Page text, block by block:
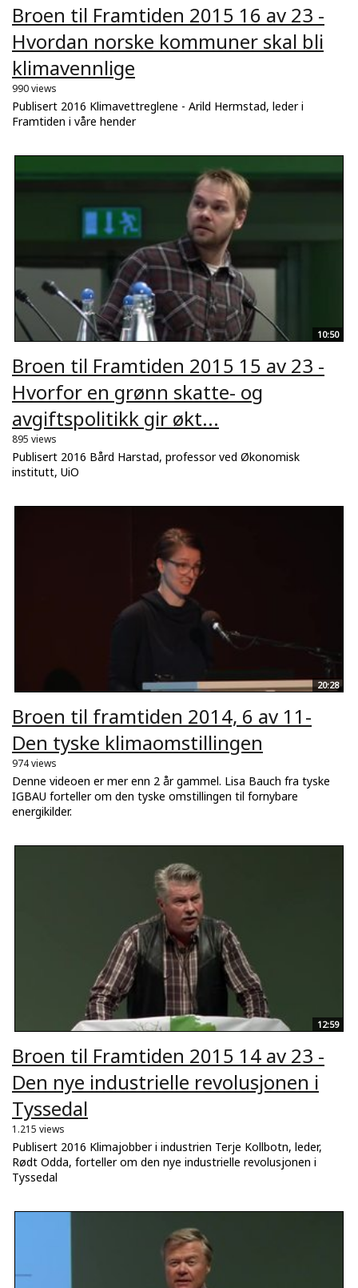
Broen til Framtiden 2015 16 av 23 -
Hvordan norske kommuner skal bli
klimavennlige
990 views
Publisert 2016 Klimavettreglene - Arild Hermstad, leder i
Framtiden i våre hender
10:50
Broen til Framtiden 2015 15 av 23 -
Hvorfor en grønn skatte- og
avgiftspolitikk gir økt...
895 views
Publisert 2016 Bård Harstad, professor ved Økonomisk
institutt, UiO
20:28
Broen til framtiden 2014, 6 av 11-
Den tyske klimaomstillingen
974 views
Denne videoen er mer enn 2 år gammel. Lisa Bauch fra tyske
IGBAU forteller om den tyske omstillingen til fornybare
energikilder.
12:59
Broen til Framtiden 2015 14 av 23 -
Den nye industrielle revolusjonen i
Tyssedal
1.215 views
Publisert 2016 Klimajobber i industrien Terje Kollbotn, leder,
Rødt Odda, forteller om den nye industrielle revolusjonen i
Tyssedal